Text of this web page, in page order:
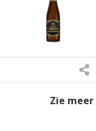
Zie meer